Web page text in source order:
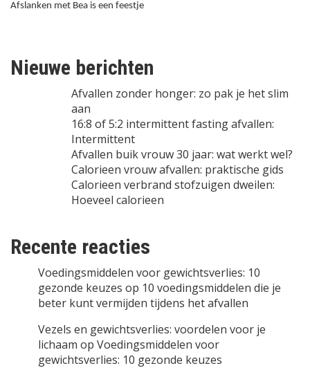
Afslanken met Bea is een feestje
Nieuwe berichten
Afvallen zonder honger: zo pak je het slim
aan
16:8 of 5:2 intermittent fasting afvallen:
Intermittent
Afvallen buik vrouw 30 jaar: wat werkt wel?
Calorieen vrouw afvallen: praktische gids
Calorieen verbrand stofzuigen dweilen:
Hoeveel calorieen
Recente reacties
Voedingsmiddelen voor gewichtsverlies: 10
gezonde keuzes op 10 voedingsmiddelen die je
beter kunt vermijden tijdens het afvallen
Vezels en gewichtsverlies: voordelen voor je
lichaam op Voedingsmiddelen voor
gewichtsverlies: 10 gezonde keuzes